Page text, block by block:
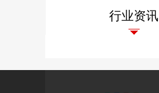
行业资讯